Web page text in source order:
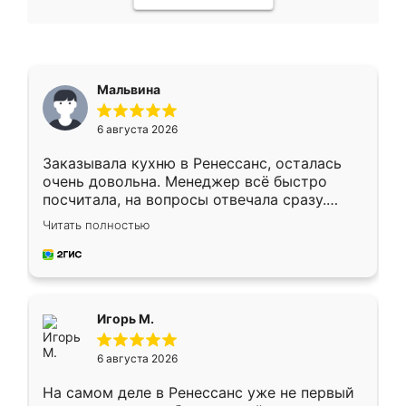
Мальвина
6 августа 2026
Заказывала кухню в Ренессанс, осталась
очень довольна. Менеджер всё быстро
посчитала, на вопросы отвечала сразу.
Замерщик приехал в субботу, подошёл к
делу со всей ответственностью. Собрали
за день, ребята работали аккуратно, даже
Читать полностью
Игорь М.
6 августа 2026
На самом деле в Ренессанс уже не первый